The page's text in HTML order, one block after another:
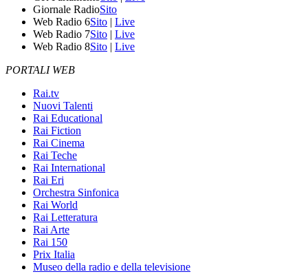
Giornale RadioSito
Web Radio 6Sito | Live
Web Radio 7Sito | Live
Web Radio 8Sito | Live
PORTALI WEB
Rai.tv
Nuovi Talenti
Rai Educational
Rai Fiction
Rai Cinema
Rai Teche
Rai International
Rai Eri
Orchestra Sinfonica
Rai World
Rai Letteratura
Rai Arte
Rai 150
Prix Italia
Museo della radio e della televisione